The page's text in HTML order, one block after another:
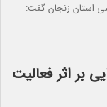
استان زنجان گفت:
بر اثر فعالیت